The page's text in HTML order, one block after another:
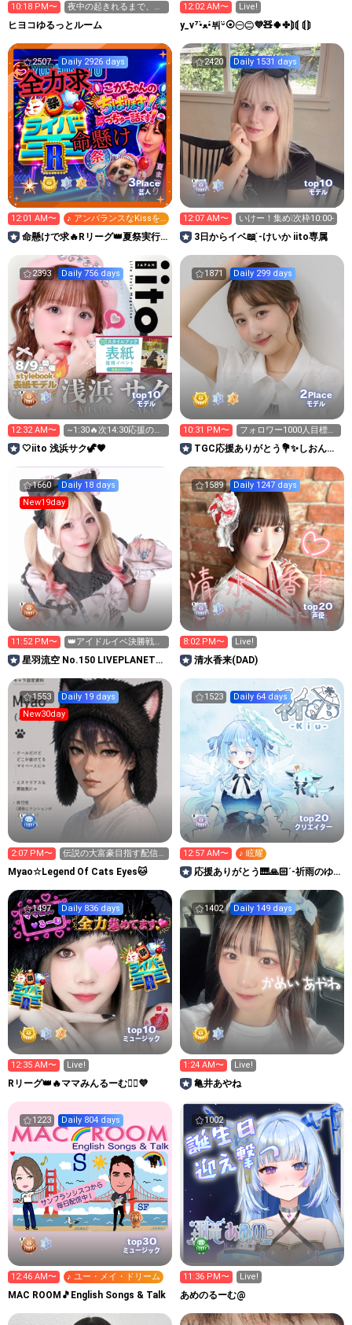
10:18 PM〜
夜中の起きれるまで、お
われまてん
ヒヨコゆるっとルーム
12:02 AM〜 Live!
y_v⁷•̀ﻌ•́뷔ᵕ̈⦿㊀㊁💜🧸🍀✤⟭⟬ ⟬⟭
2507 Daily 2926 days
3Place
芸人
12:01 AM〜
♪ アンバランスなKissを
して
命懸けで求🔥Rリーグ👑夏祭実行
2420 Daily 1531 days
top10
モデル
12:07 AM〜 いけー！集め❕次枠10:00-
3日からイベ📖 ̖́-けいか iito専属
2393 Daily 756 days
top10
モデル
12:32 AM〜
~1:30🔥次14:30応援の積
重ねに感謝💪🏻😭
🤍iito ‎浅浜サク🦖🤎
1871 Daily 299 days
2Place
モデル
10:31 PM〜
フォロワー1000人目標🌼
💫次枠9:00頃
TGC応援ありがとう💐✨しおん🧶
1660
Daily 18 days
New19day
11:52 PM〜
👑アイドルイベ決勝戦👑
本日ポイント1.2倍🩵🩵
星羽流空 No.150 LIVEPLANET新
1589 Daily 1247 days
top20
声優
8:02 PM〜 Live!
清水香来(DAD)
1553
Daily 19 days
New30day
2:07 PM〜
伝説の大富豪目指す配信
２日目
Myao☆Legend Of Cats Eyes🐱
1523 Daily 64 days
top20
クリエイター
12:57 AM〜 ♪ 眩耀
応援ありがとう🎹🙏🏻´-祈雨のゆ
1497 Daily 836 days
top10
ミュージック
12:35 AM〜 Live!
Rリーグ👑🔥ママみんるーむ💁‍♀️💜
1402 Daily 149 days
1:24 AM〜 Live!
亀井あやね
1223 Daily 804 days
top30
ミュージック
12:46 AM〜 ♪ ユー・メイ・ドリーム
MAC ROOM🎵English Songs & Talk
1002
11:36 PM〜 Live!
あめのるーむ@